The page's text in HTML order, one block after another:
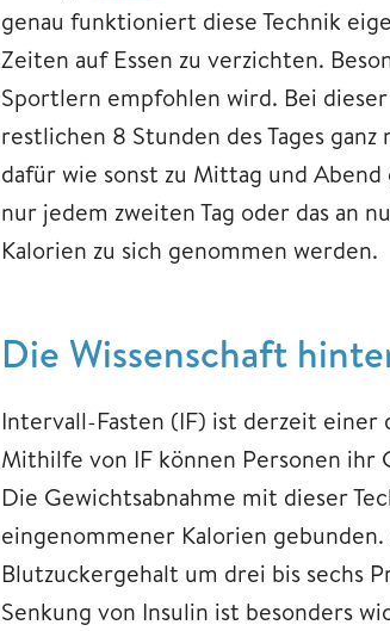
genau funktioniert diese Technik
Zeiten auf Essen zu verzichten.
Sportlern empfohlen wird. Bei
restlichen 8 Stunden des Tages
dafür wie sonst zu Mittag und
nur jedem zweiten Tag oder das an
Kalorien zu sich genommen werden.
Die Wissenschaft
Intervall-Fasten (IF) ist derzeit
Mithilfe von IF können Personen ihr
Die Gewichtsabnahme mit dieser
eingenommener Kalorien
Blutzuckergehalt um drei bis sechs
Senkung von Insulin ist besonders